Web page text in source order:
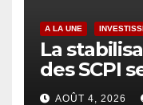
A LA UNE
La
des SCPI
AOÛT 4, 2026